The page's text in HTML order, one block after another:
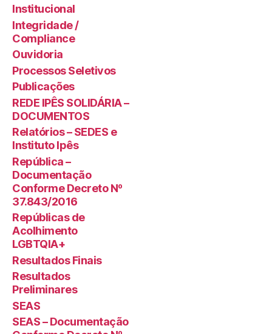
Institucional
Integridade /
Compliance
Ouvidoria
Processos Seletivos
Publicações
REDE IPÊS SOLIDÁRIA –
DOCUMENTOS
Relatórios – SEDES e
Instituto Ipês
República –
Documentação
Conforme Decreto Nº
37.843/2016
Repúblicas de
Acolhimento
LGBTQIA+
Resultados Finais
Resultados
Preliminares
SEAS
SEAS – Documentação